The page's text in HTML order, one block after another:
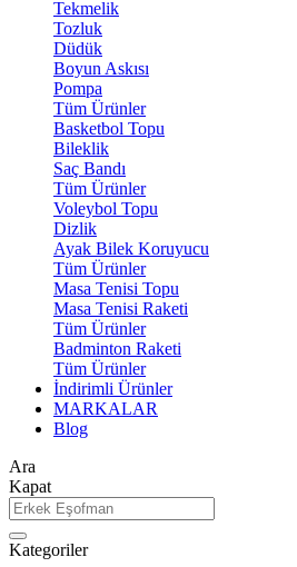
Tekmelik
Tozluk
Düdük
Boyun Askısı
Pompa
Tüm Ürünler
Basketbol Topu
Bileklik
Saç Bandı
Tüm Ürünler
Voleybol Topu
Dizlik
Ayak Bilek Koruyucu
Tüm Ürünler
Masa Tenisi Topu
Masa Tenisi Raketi
Tüm Ürünler
Badminton Raketi
Tüm Ürünler
İndirimli Ürünler
MARKALAR
Blog
Ara
Kapat
Kategoriler